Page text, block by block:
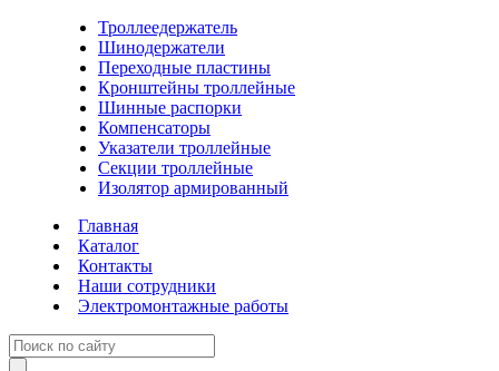
Троллеедержатель
Шинодержатели
Переходные пластины
Кронштейны троллейные
Шинные распорки
Компенсаторы
Указатели троллейные
Секции троллейные
Изолятор армированный
Главная
Каталог
Контакты
Наши сотрудники
Электромонтажные работы